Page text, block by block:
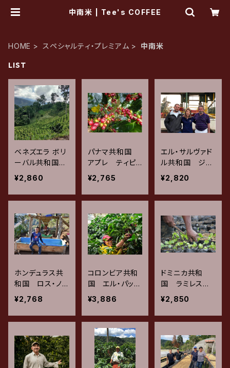
中南米 | Tee's COFFEE
HOME スペシャルティ・プレミアム 中南米
LIST
ベネズエラ ボリ
ーバル共和国
ムクカイ カツ
ーラ / ウォッシ
ュド 200g
¥2,860
パナマ共和国
アプレ ティピ
カ / ウォッシュ
ド 200g
¥2,765
エル・サルヴァド
ル共和国 ジャ
ノグランデ パ
カマラ / ナチュ
ラル 200g
¥2,820
ホンデュラス共
和国 ロス・ノガ
レス イカフェノ
ベンタ / ウォッ
シュド 200g
¥2,768
コロンビア共和
国 エル・パッセ
オ カツーラ /
ウォッシュド イ
ンフューズド・ア
ナエロビック 2
00g
¥3,886
ドミニカ共和
国 ラミレスエ
ステート レッド
カツーラ / レッ
ドハニー 200
¥2,850